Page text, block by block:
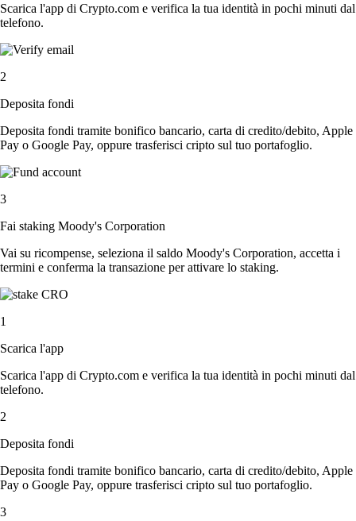
Scarica l'app di Crypto.com e verifica la tua identità in pochi minuti dal
telefono.
2
Deposita fondi
Deposita fondi tramite bonifico bancario, carta di credito/debito, Apple
Pay o Google Pay, oppure trasferisci cripto sul tuo portafoglio.
3
Fai staking Moody's Corporation
Vai su ricompense, seleziona il saldo Moody's Corporation, accetta i
termini e conferma la transazione per attivare lo staking.
1
Scarica l'app
Scarica l'app di Crypto.com e verifica la tua identità in pochi minuti dal
telefono.
2
Deposita fondi
Deposita fondi tramite bonifico bancario, carta di credito/debito, Apple
Pay o Google Pay, oppure trasferisci cripto sul tuo portafoglio.
3